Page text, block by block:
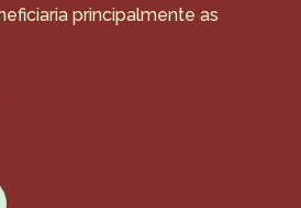
principalmente as